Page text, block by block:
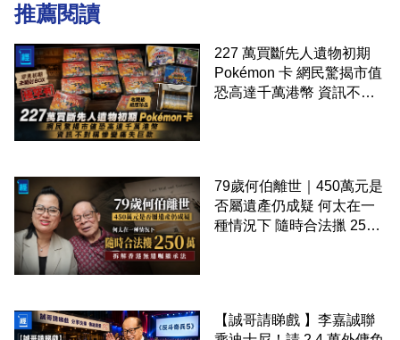
推薦閱讀
227 萬買斷先人遺物初期
Pokémon 卡 網民驚揭市值
恐高達千萬港幣 資訊不對
79歲何伯離世｜450萬元是
否屬遺產仍成疑 何太在一
種情況下 隨時合法擸 250
【誠哥請睇戲 】李嘉誠聯